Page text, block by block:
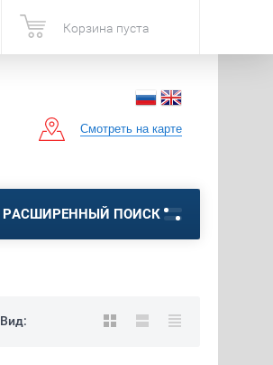
Корзина пуста
Смотреть на карте
РАСШИРЕННЫЙ ПОИСК
Вид: